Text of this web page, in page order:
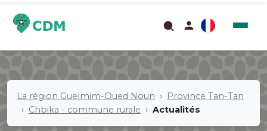
La région Guelmim-Oued Noun
Province Tan-Tan
Chbika - commune rurale
Actualités